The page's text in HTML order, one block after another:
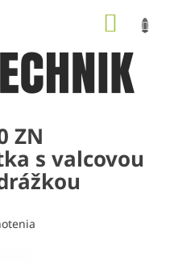
ZN
s valcovou